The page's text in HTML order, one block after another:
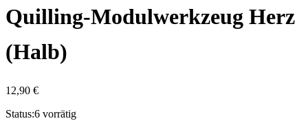
Quilling-Modulwerkzeug Herz
(Halb)
12,90 €
Status:6 vorrätig